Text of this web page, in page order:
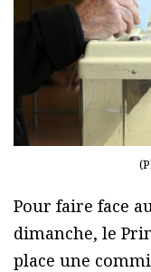
Pour faire face
dimanche, le
place une